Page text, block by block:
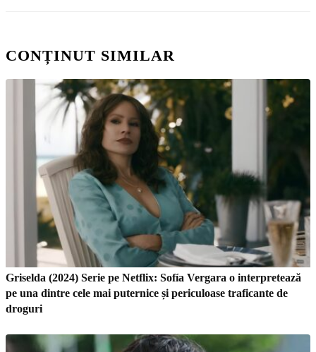
CONȚINUT SIMILAR
Griselda (2024) Serie pe Netflix: Sofía Vergara o interpretează
pe una dintre cele mai puternice și periculoase traficante de
droguri